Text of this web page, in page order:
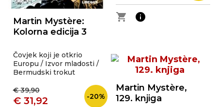
Martin Mystère:
Kolorna edicija 3
Čovjek koji je otkrio
Europu / Izvor mladosti /
Bermudski trokut
€ 39,90
€ 31,92 -20%
shopping_cart info
Martin Mystère,
129. knjiga